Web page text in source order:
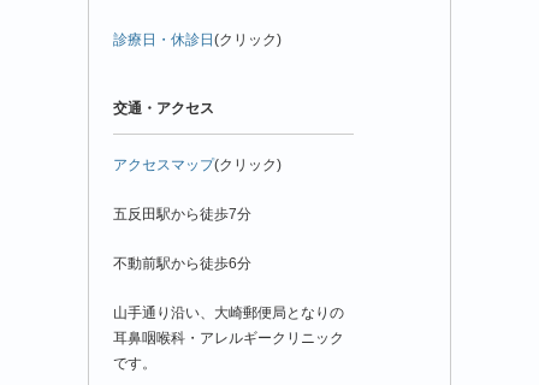
診療日・休診日(クリック)
交通・アクセス
アクセスマップ(クリック)
五反田駅から徒歩7分
不動前駅から徒歩6分
山手通り沿い、大崎郵便局となりの
耳鼻咽喉科・アレルギークリニック
です。